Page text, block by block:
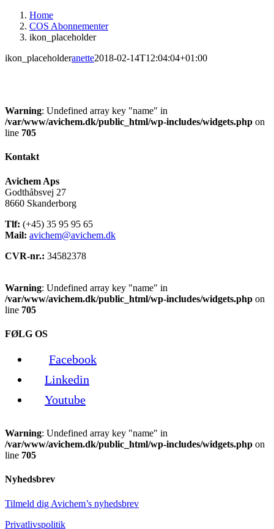
Home
COS Abonnementer
ikon_placeholder
ikon_placeholderanette2018-02-14T12:04:04+01:00
Warning: Undefined array key "name" in
/var/www/avichem.dk/public_html/wp-includes/widgets.php on
line 705
Kontakt
Avichem Aps
Godthåbsvej 27
8660 Skanderborg
Tlf: (+45) 35 95 95 65
Mail: avichem@avichem.dk
CVR-nr.: 34582378
Warning: Undefined array key "name" in
/var/www/avichem.dk/public_html/wp-includes/widgets.php on
line 705
FØLG OS
Facebook
Linkedin
Youtube
Warning: Undefined array key "name" in
/var/www/avichem.dk/public_html/wp-includes/widgets.php on
line 705
Nyhedsbrev
Tilmeld dig Avichem’s nyhedsbrev
Privatlivspolitik